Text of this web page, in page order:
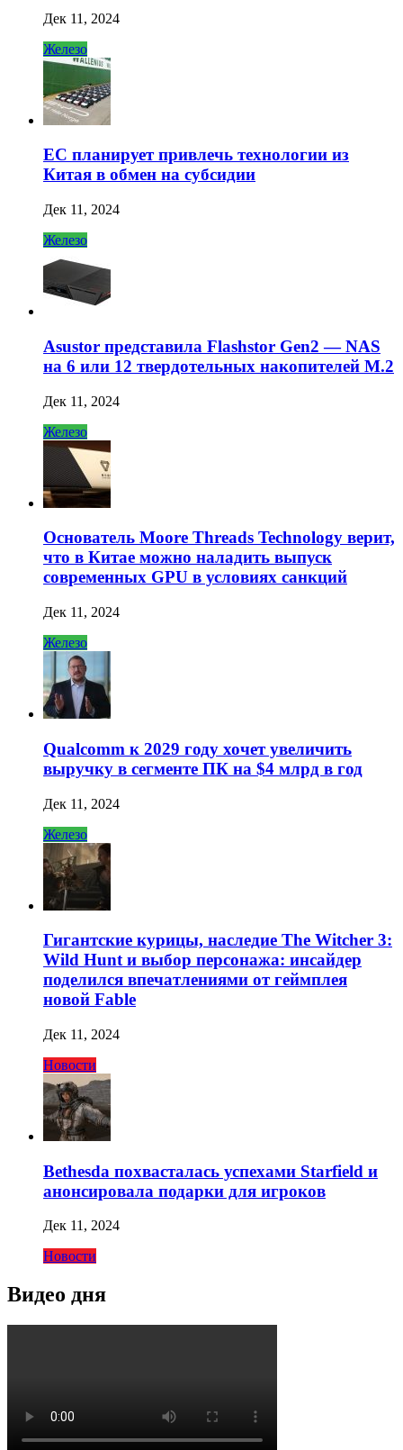
Дек 11, 2024
Железо
ЕС планирует привлечь технологии из
Китая в обмен на субсидии
Дек 11, 2024
Железо
Asustor представила Flashstor Gen2 — NAS
на 6 или 12 твердотельных накопителей M.2
Дек 11, 2024
Железо
Основатель Moore Threads Technology верит,
что в Китае можно наладить выпуск
современных GPU в условиях санкций
Дек 11, 2024
Железо
Qualcomm к 2029 году хочет увеличить
выручку в сегменте ПК на $4 млрд в год
Дек 11, 2024
Железо
Гигантские курицы, наследие The Witcher 3:
Wild Hunt и выбор персонажа: инсайдер
поделился впечатлениями от геймплея
новой Fable
Дек 11, 2024
Новости
Bethesda похвасталась успехами Starfield и
анонсировала подарки для игроков
Дек 11, 2024
Новости
Видео дня